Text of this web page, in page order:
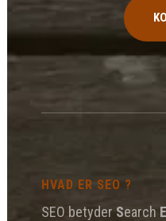
HVAD ER SEO ?
SEO betyder Search E